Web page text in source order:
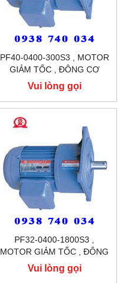
PF40-0400-300S3 , MOTOR
GIẢM TỐC , ĐÔNG CƠ
GIẢM TỐC MẶT BÍCH
TUNGLEE
Vui lòng gọi
PF32-0400-1800S3 ,
MOTOR GIẢM TỐC , ĐÔNG
CƠ GIẢM TỐC MẶT BÍCH
TUNGLEE
Vui lòng gọi